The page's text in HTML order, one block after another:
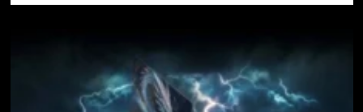
грибной
бургер
с